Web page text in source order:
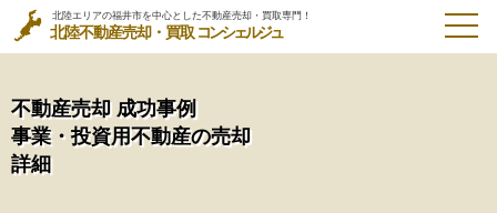
北陸エリアの福井市を中心とした不動産売却・買取専門！
北陸不動産売却・買取 コンシェルジュ
不動産売却 成功事例
事業・投資用不動産の売却
詳細